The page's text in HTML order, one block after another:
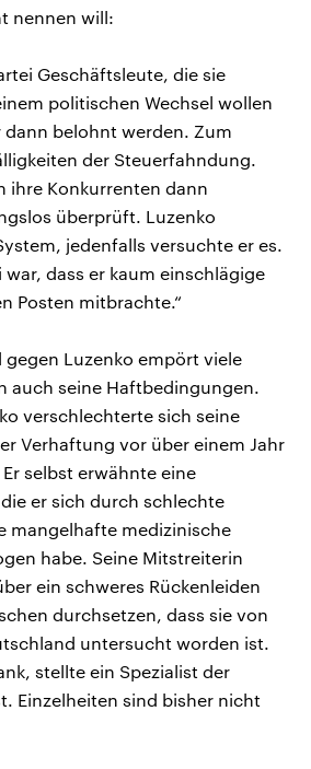
nennen will:
Geschäftsleute, die sie
politischen Wechsel wollen
dann belohnt werden. Zum
der Steuerfahndung.
ihre Konkurrenten dann
überprüft. Luzenko
jedenfalls versuchte er es.
war, dass er kaum einschlägige
Posten mitbrachte.“
gegen Luzenko empört viele
auch seine Haftbedingungen.
verschlechterte sich seine
Verhaftung vor über einem Jahr
selbst erwähnte eine
er sich durch schlechte
mangelhafte medizinische
habe. Seine Mitstreiterin
ein schweres Rückenleiden
durchsetzen, dass sie von
untersucht worden ist.
stellte ein Spezialist der
Einzelheiten sind bisher nicht